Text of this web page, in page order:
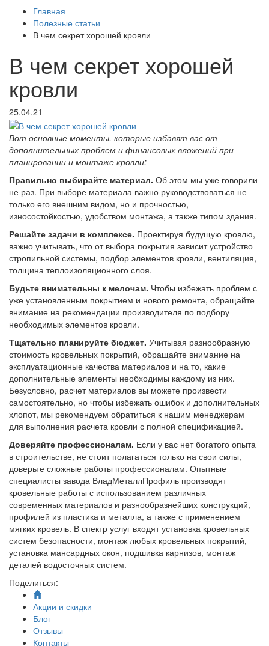
Главная
Полезные статьи
В чем секрет хорошей кровли
В чем секрет хорошей
кровли
25.04.21
Вот основные моменты, которые избавят вас от
дополнительных проблем и финансовых вложений при
планировании и монтаже кровли:
Правильно выбирайте материал. Об этом мы уже говорили
не раз. При выборе материала важно руководствоваться не
только его внешним видом, но и прочностью,
износостойкостью, удобством монтажа, а также типом здания.
Решайте задачи в комплексе. Проектируя будущую кровлю,
важно учитывать, что от выбора покрытия зависит устройство
стропильной системы, подбор элементов кровли, вентиляция,
толщина теплоизоляционного слоя.
Будьте внимательны к мелочам. Чтобы избежать проблем с
уже установленным покрытием и нового ремонта, обращайте
внимание на рекомендации производителя по подбору
необходимых элементов кровли.
Тщательно планируйте бюджет. Учитывая разнообразную
стоимость кровельных покрытий, обращайте внимание на
эксплуатационные качества материалов и на то, какие
дополнительные элементы необходимы каждому из них.
Безусловно, расчет материалов вы можете произвести
самостоятельно, но чтобы избежать ошибок и дополнительных
хлопот, мы рекомендуем обратиться к нашим менеджерам
для выполнения расчета кровли с полной спецификацией.
Доверяйте профессионалам. Если у вас нет богатого опыта
в строительстве, не стоит полагаться только на свои силы,
доверьте сложные работы профессионалам. Опытные
специалисты завода ВладМеталлПрофиль производят
кровельные работы с использованием различных
современных материалов и разнообразнейших конструкций,
профилей из пластика и металла, а также с применением
мягких кровель. В спектр услуг входят установка кровельных
систем безопасности, монтаж любых кровельных покрытий,
установка мансардных окон, подшивка карнизов, монтаж
деталей водосточных систем.
Поделиться:
Акции и скидки
Блог
Отзывы
Контакты